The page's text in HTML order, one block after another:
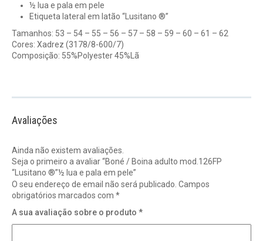
½ lua e pala em pele
Etiqueta lateral em latão “Lusitano ®”
Tamanhos: 53 – 54 – 55 – 56 – 57 – 58 – 59 – 60 – 61 – 62
Cores: Xadrez (3178/8-600/7)
Composição: 55%Polyester 45%Lã
Avaliações
Ainda não existem avaliações.
Seja o primeiro a avaliar “Boné / Boina adulto mod.126FP
“Lusitano ®”½ lua e pala em pele”
O seu endereço de email não será publicado. Campos
obrigatórios marcados com *
A sua avaliação sobre o produto *